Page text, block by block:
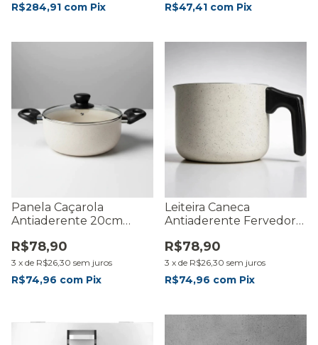
R$284,91 com Pix R$47,41 com Pix
Panela Caçarola
Antiaderente 20cm
R$78,90
3 x de R$26,30 sem juros
R$74,96 com Pix
Leiteira Caneca
Antiaderente Fervedor
R$78,90
3 x de R$26,30 sem juros
R$74,96 com Pix